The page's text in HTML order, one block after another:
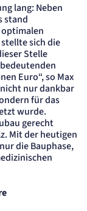
lang: Neben
stand
sich die
Stelle
Euro“, so Max
nur dankbar
für das
wurde.
gerecht
Mit der heutigen
die Bauphase,